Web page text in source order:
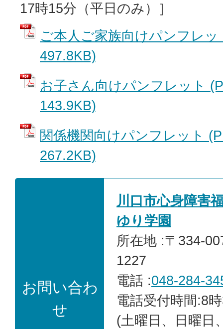
17時15分（平日のみ）］
ご本人ご家族向けパンフレ
497.8KB)
お子さん向けパンフレット
143.9KB)
関係機関向けパンフレット
267.2KB)
お問い合わ
せ
川口市心身障害
ゆり学園
所在地 :〒334-
1227
電話 :048-284-
電話受付時間:8
(土曜日、日曜日